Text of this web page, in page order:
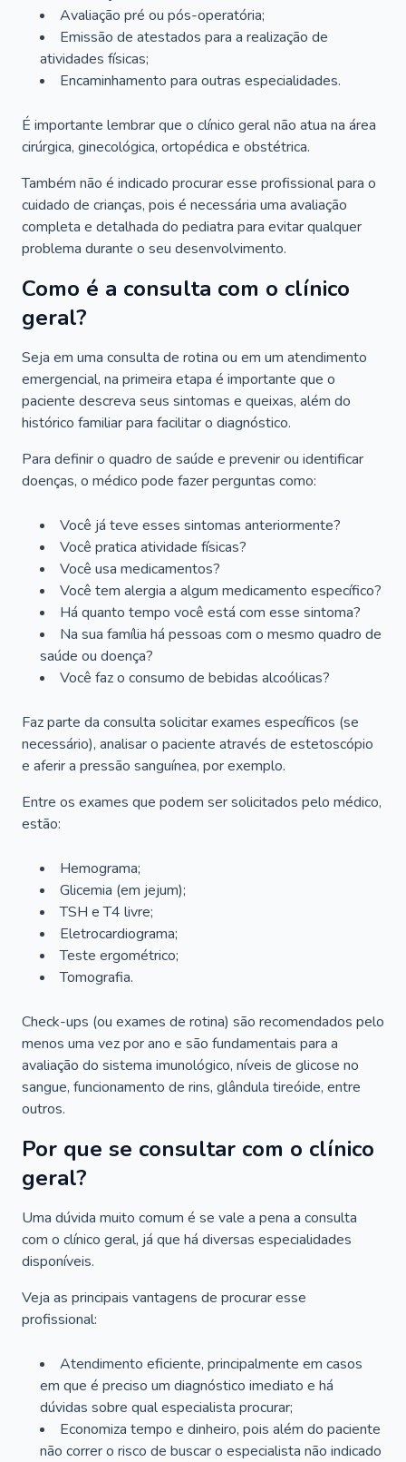
Avaliação pré ou pós-operatória;
Emissão de atestados para a realização de
atividades físicas;
Encaminhamento para outras especialidades.
É importante lembrar que o clínico geral não atua na área
cirúrgica, ginecológica, ortopédica e obstétrica.
Também não é indicado procurar esse profissional para o
cuidado de crianças, pois é necessária uma avaliação
completa e detalhada do pediatra para evitar qualquer
problema durante o seu desenvolvimento.
Como é a consulta com o clínico
geral?
Seja em uma consulta de rotina ou em um atendimento
emergencial, na primeira etapa é importante que o
paciente descreva seus sintomas e queixas, além do
histórico familiar para facilitar o diagnóstico.
Para definir o quadro de saúde e prevenir ou identificar
doenças, o médico pode fazer perguntas como:
Você já teve esses sintomas anteriormente?
Você pratica atividade físicas?
Você usa medicamentos?
Você tem alergia a algum medicamento específico?
Há quanto tempo você está com esse sintoma?
Na sua família há pessoas com o mesmo quadro de
saúde ou doença?
Você faz o consumo de bebidas alcoólicas?
Faz parte da consulta solicitar exames específicos (se
necessário), analisar o paciente através de estetoscópio
e aferir a pressão sanguínea, por exemplo.
Entre os exames que podem ser solicitados pelo médico,
estão:
Hemograma;
Glicemia (em jejum);
TSH e T4 livre;
Eletrocardiograma;
Teste ergométrico;
Tomografia.
Check-ups (ou exames de rotina) são recomendados pelo
menos uma vez por ano e são fundamentais para a
avaliação do sistema imunológico, níveis de glicose no
sangue, funcionamento de rins, glândula tireóide, entre
outros.
Por que se consultar com o clínico
geral?
Uma dúvida muito comum é se vale a pena a consulta
com o clínico geral, já que há diversas especialidades
disponíveis.
Veja as principais vantagens de procurar esse
profissional:
Atendimento eficiente, principalmente em casos
em que é preciso um diagnóstico imediato e há
dúvidas sobre qual especialista procurar;
Economiza tempo e dinheiro, pois além do paciente
não correr o risco de buscar o especialista não indicado